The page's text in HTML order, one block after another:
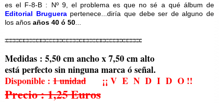
es el F-8-B : Nº 9, el problema es que no sé a qué álbum de
Editorial Bruguerapertenece...diría que debe ser de alguno de
los años años 40 ó 50
Medidas : 5,50 cm ancho x 7,50 cm alto
está perfecto sin ninguna marca ó señal.
Disponible : 1 unidad ¡¡ V E N D I D O !!
Precio : 1,25 Euros